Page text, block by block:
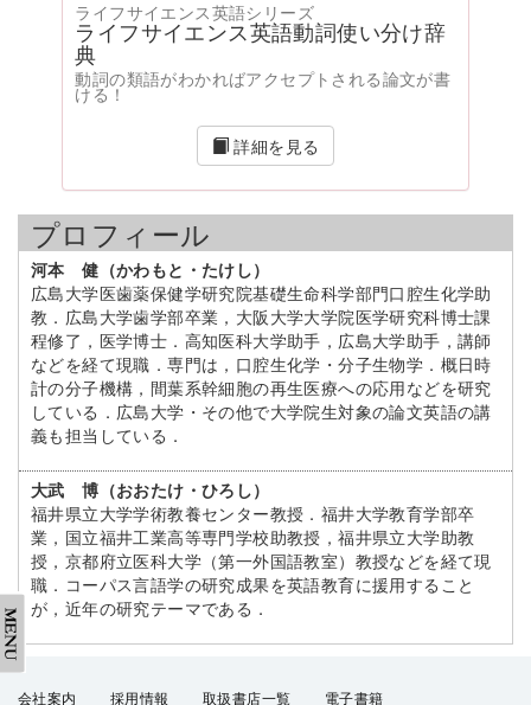
ライフサイエンス英語シリーズ
ライフサイエンス英語動詞使い分け辞
典
動詞の類語がわかればアクセプトされる論文が書
ける！
詳細を見る
プロフィール
河本 健（かわもと・たけし）
広島大学医歯薬保健学研究院基礎生命科学部門口腔生化学助
教．広島大学歯学部卒業，大阪大学大学院医学研究科博士課
程修了，医学博士．高知医科大学助手，広島大学助手，講師
などを経て現職．専門は，口腔生化学・分子生物学．概日時
計の分子機構，間葉系幹細胞の再生医療への応用などを研究
している．広島大学・その他で大学院生対象の論文英語の講
義も担当している．
大武 博（おおたけ・ひろし）
福井県立大学学術教養センター教授．福井大学教育学部卒
業，国立福井工業高等専門学校助教授，福井県立大学助教
授，京都府立医科大学（第一外国語教室）教授などを経て現
職．コーパス言語学の研究成果を英語教育に援用すること
が，近年の研究テーマである．
会社案内 採用情報 取扱書店一覧 電子書籍